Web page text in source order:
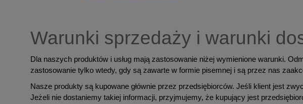
Warunki sprzedaży i warunki
Dla naszych produktów i usług mają zastosowanie niżej wymienione warunki.
zastosowanie tylko wtedy, gdy są zawarte w formie pisemnej i są przez nas
Nasze produkty są kupowane głównie przez przedsiębiorców. Jeśli klient jest
Jeżeli nie dostaniemy takiej informacji, przyjmujemy, że kupujący jest